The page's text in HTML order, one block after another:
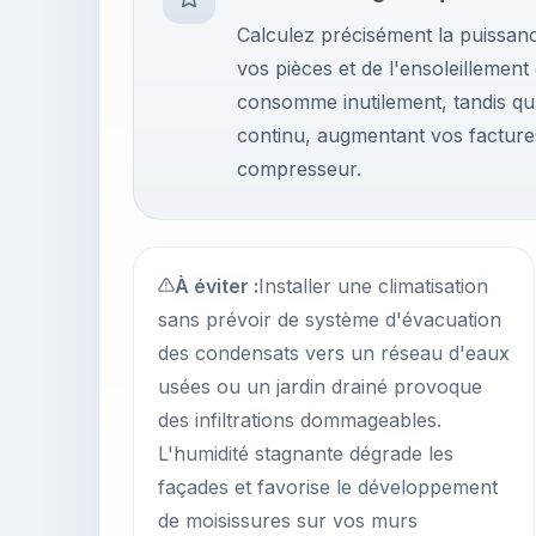
Calculez précisément la
vos pièces et de
consomme inutilement, tandis
continu, augmentant vos
compresseur.
À éviter :Installer une climatisation
sans prévoir de système d'évacuation
des condensats vers un réseau d'eaux
usées ou un jardin drainé provoque
des infiltrations dommageables.
L'humidité stagnante dégrade les
façades et favorise le développement
de moisissures sur vos murs